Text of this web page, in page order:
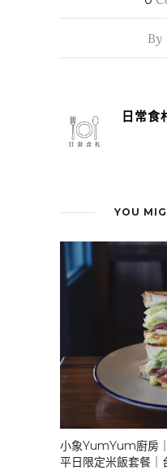
By
日常食
YOU
小象YumYum廚房
平日限定米飯套餐｜